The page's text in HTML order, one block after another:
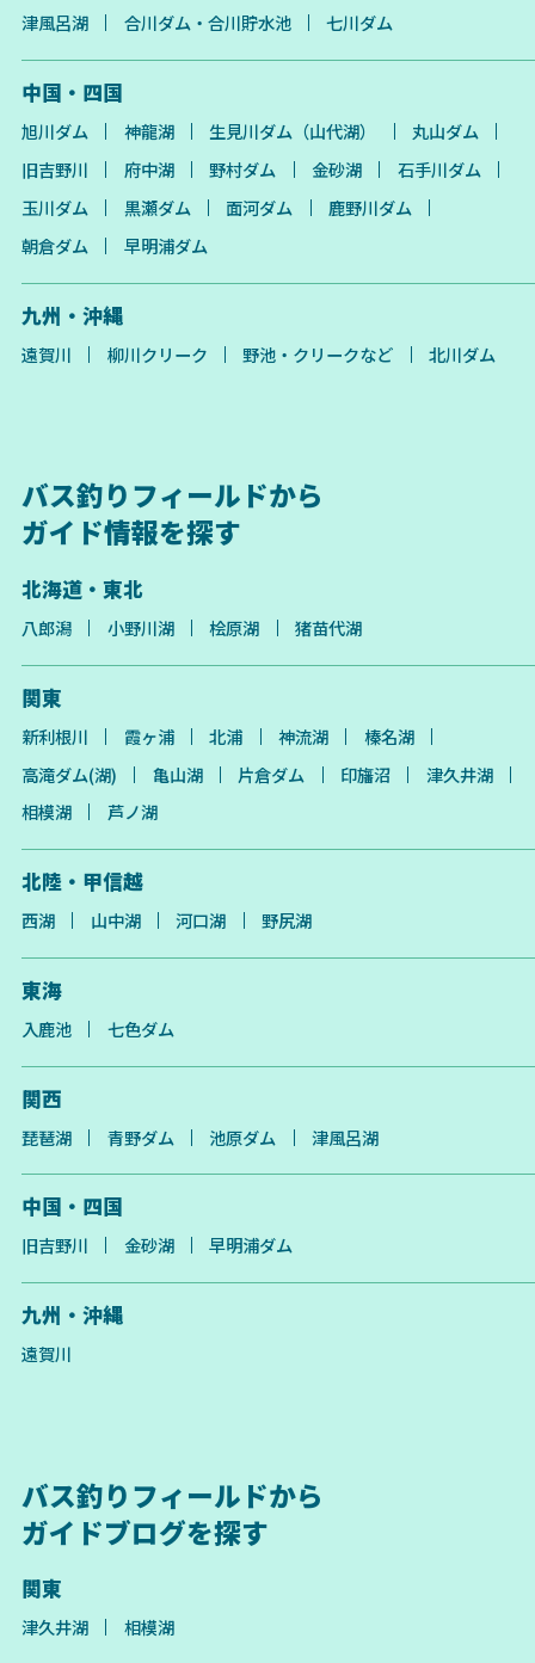
津風呂湖 合川ダム・合川貯水池 七川ダム
中国・四国
旭川ダム 神龍湖 生見川ダム（山代湖）
丸山ダム
旧吉野川
府中湖 野村ダム 金砂湖
石手川ダム
玉川ダム
黒瀬ダム 面河ダム
鹿野川ダム
朝倉ダム
早明浦ダム
九州・沖縄
遠賀川 柳川クリーク 野池・クリークなど 北川ダム
バス釣りフィールドから
ガイド情報を探す
北海道・東北
八郎潟 小野川湖 桧原湖 猪苗代湖
関東
新利根川 霞ヶ浦 北浦 神流湖
榛名湖
高滝ダム(湖)
亀山湖 片倉ダム 印旛沼
津久井湖
相模湖
芦ノ湖
北陸・甲信越
西湖 山中湖 河口湖 野尻湖
東海
入鹿池 七色ダム
関西
琵琶湖 青野ダム 池原ダム 津風呂湖
中国・四国
旧吉野川 金砂湖 早明浦ダム
九州・沖縄
遠賀川
バス釣りフィールドから
ガイドブログを探す
関東
津久井湖 相模湖